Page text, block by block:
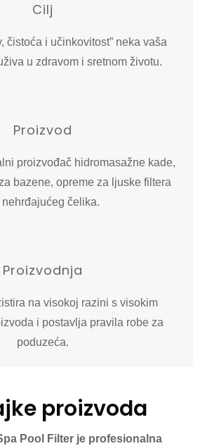
Cilj
čistoća i učinkovitost” neka vaša
u zdravom i sretnom životu.
Proizvod
proizvođač hidromasažne kade,
bazene, opreme za ljuske filtera
nehrđajućeg čelika.
Proizvodnja
na visokoj razini s visokim
i postavlja pravila robe za
poduzeća.
proizvoda
Pool Filter je profesionalna